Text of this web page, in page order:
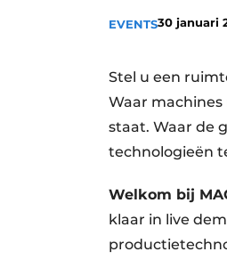
EVENTS30 januari
Stel u een
Waar
staat. Waar de
technologieën
Welkom bij
klaar in live